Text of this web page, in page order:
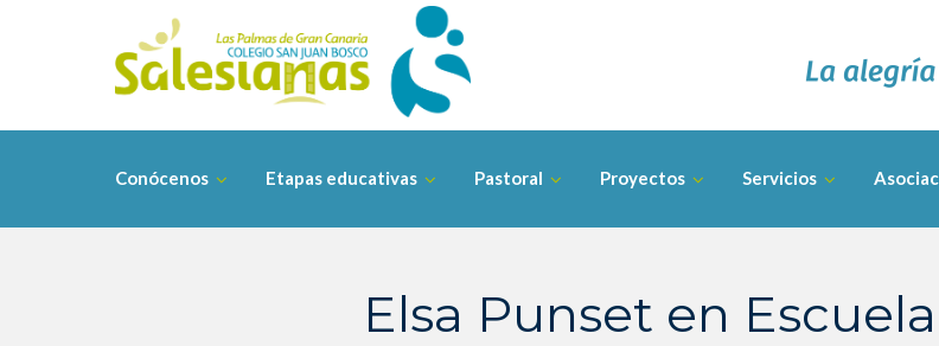
Conócenos Etapas educativas Pastoral Proyectos Servicios
Elsa Punset en